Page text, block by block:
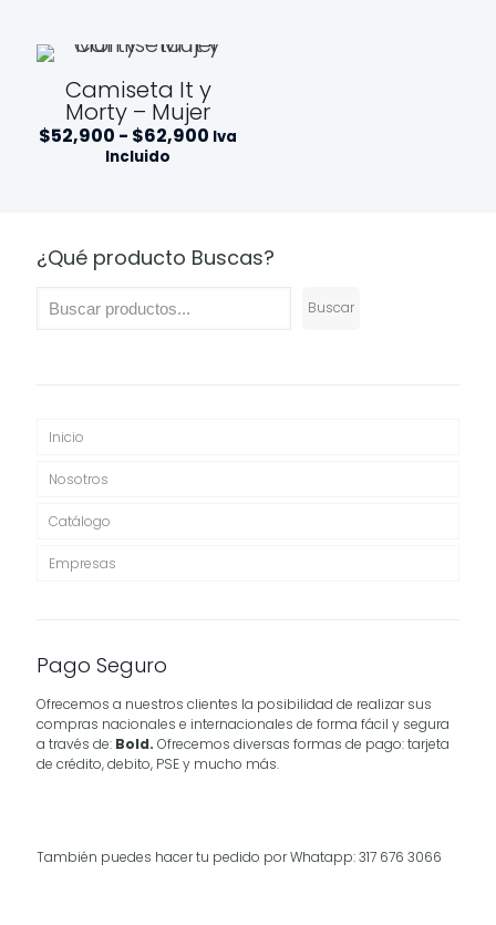
Camiseta It y
Morty – Mujer
$52,900 - $62,900 Rango
$62,900
Iva
Incluido
¿Qué producto Buscas?
Buscar
Inicio
Nosotros
Catálogo
Empresas
Pago Seguro
Ofrecemos a nuestros clientes la posibilidad de realizar sus
compras nacionales e internacionales de forma fácil y segura
a través de: Bold. Ofrecemos diversas formas de pago: tarjeta
de crédito, debito, PSE y mucho más.
También puedes hacer tu pedido por Whatapp: 317 676 3066